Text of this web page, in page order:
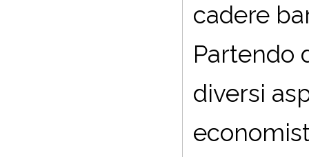
cadere
Partendo
diversi